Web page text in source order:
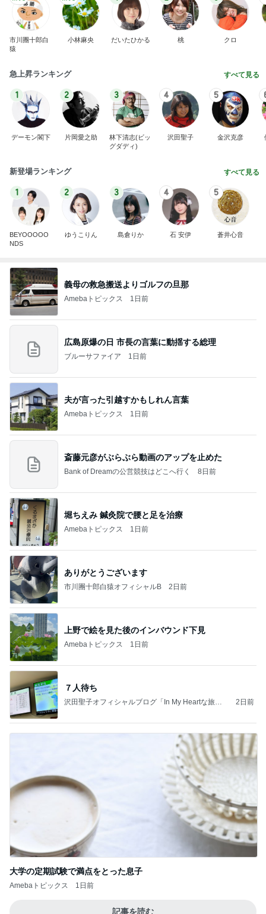
市川團十郎白
猿
小林麻央 だいたひかる 桃 クロ
急上昇ランキング すべて見る
1
デーモン閣下
2
片岡愛之助
3
林下清志(ビッ
グダディ)
4
沢田聖子
5
金沢克彦
新登場ランキング すべて見る
1
BEYOOOOO
NDS
2
ゆうこりん
3
島倉りか
4
石 安伊
5
蒼井心音
義母の救急搬送よりゴルフの旦那
Amebaトピックス 1日前
広島原爆の日 市長の言葉に動揺する総理
ブルーサファイア 1日前
夫が言った引越すかもしれん言葉
Amebaトピックス 1日前
斎藤元彦がぶらぶら動画のアップを止めた
Bank of Dreamの公営競技はどこへ行く 8日前
堀ちえみ 鍼灸院で腰と足を治療
Amebaトピックス 1日前
ありがとうございます
市川團十郎白猿オフィシャルB 2日前
上野で絵を見た後のインバウンド下見
Amebaトピックス 1日前
７人待ち
沢田聖子オフィシャルブログ「In My Heartな旅日
2日前
大学の定期試験で満点をとった息子
Amebaトピックス 1日前
記事を読む